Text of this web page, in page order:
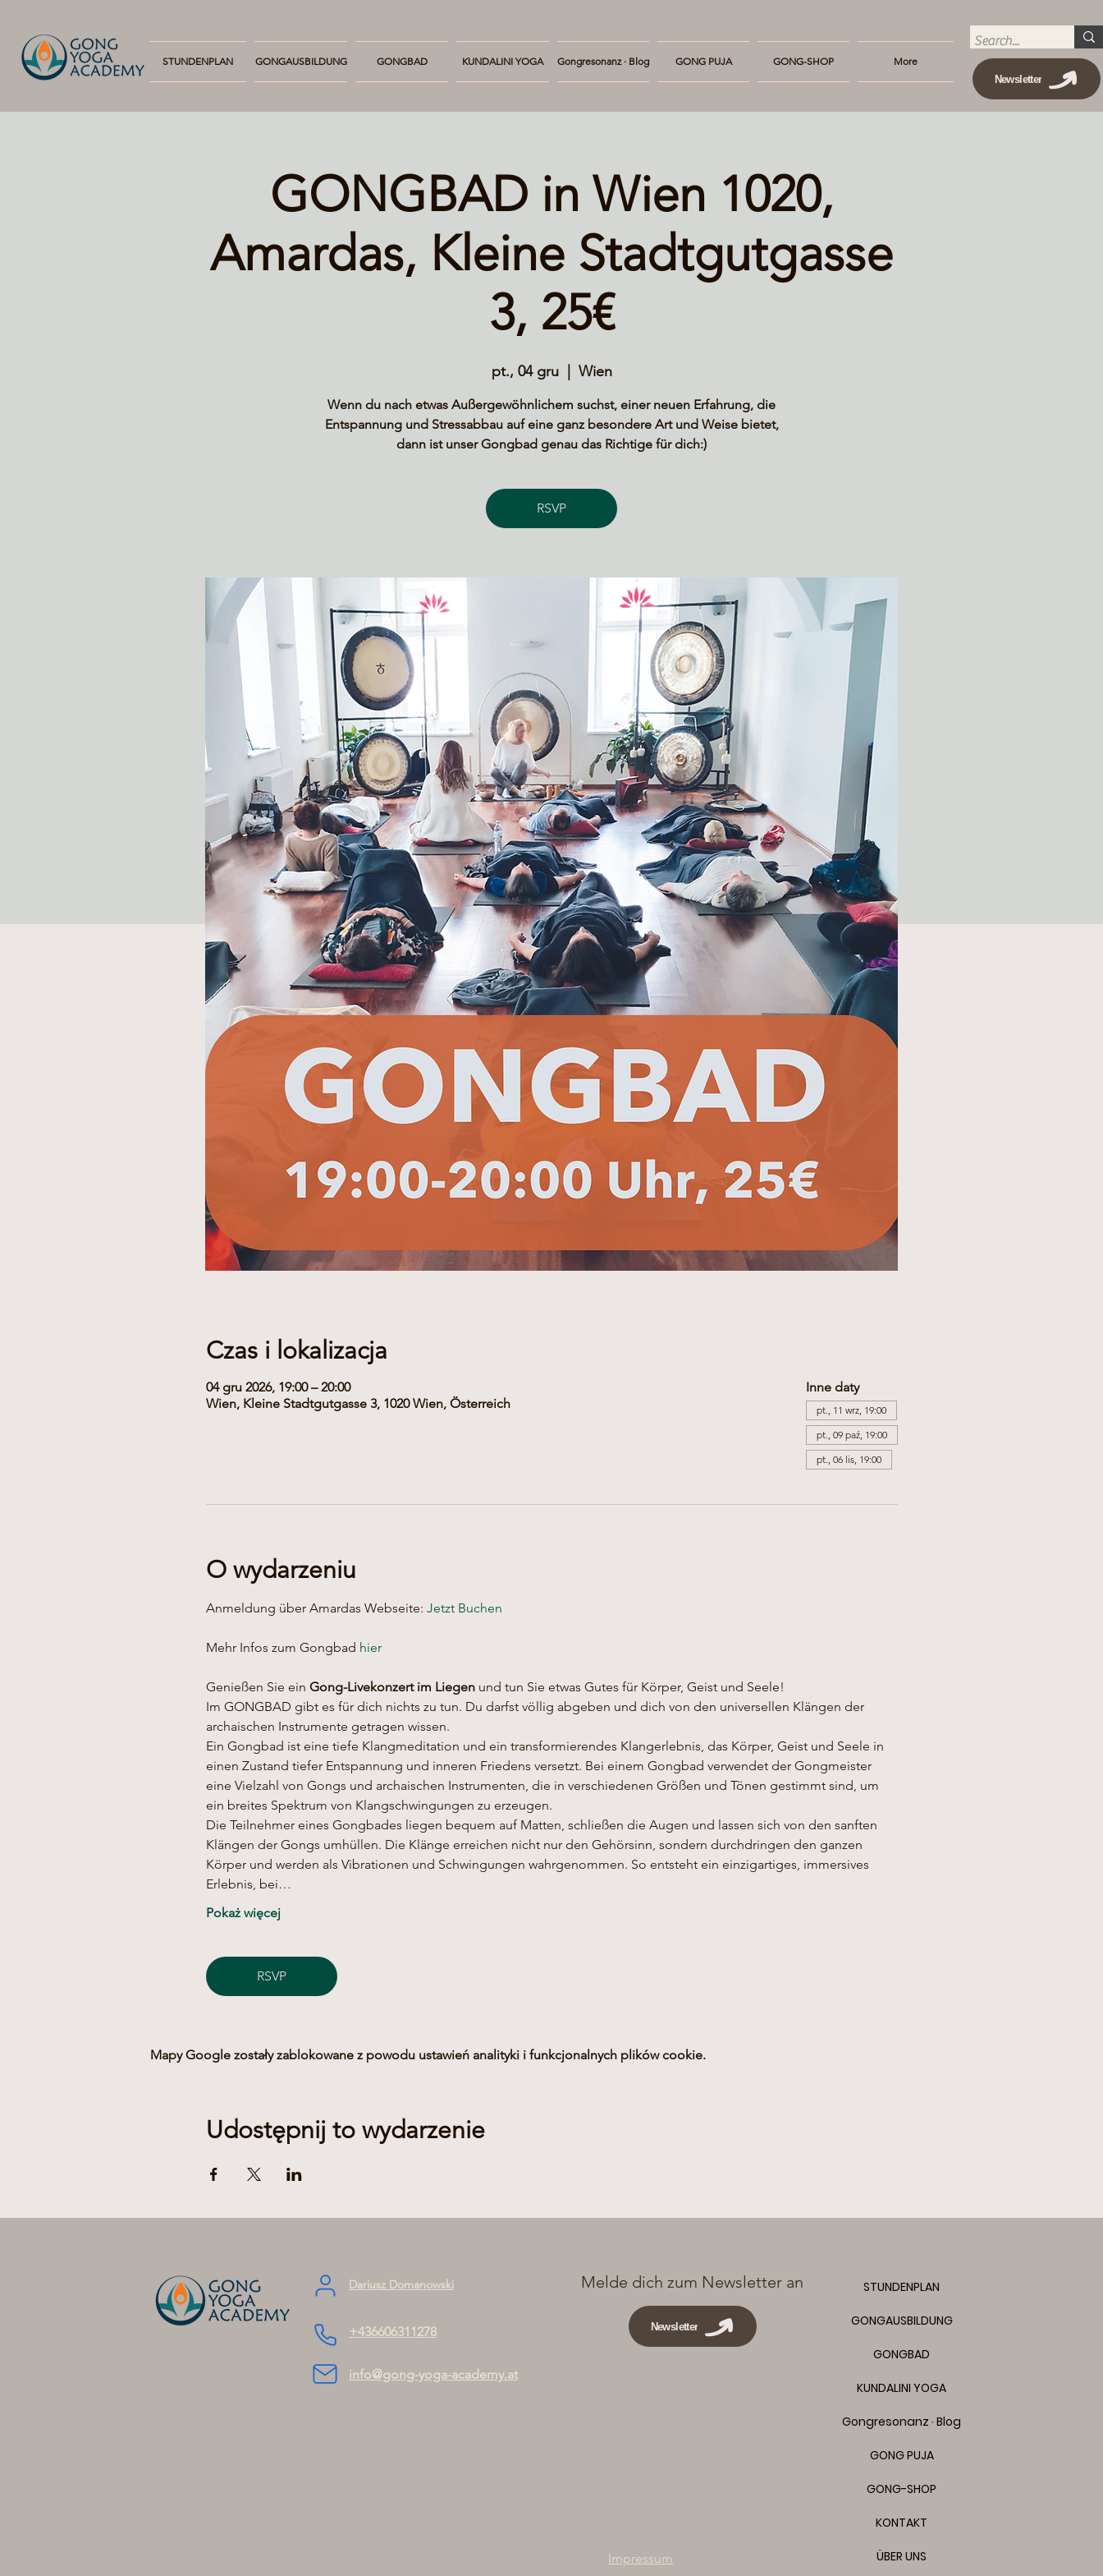
STUNDENPLAN GONGAUSBILDUNG GONGBAD KUNDALINI YOGA Gongresonanz · Blog GONG PUJA GONG-SHOP
More
Newsletter
GONGBAD in Wien 1020,
Amardas, Kleine Stadtgutgasse
3, 25€
pt., 04 gru
  |
Wien
Wenn du nach etwas Außergewöhnlichem suchst, einer neuen Erfahrung, die
Entspannung und Stressabbau auf eine ganz besondere Art und Weise bietet,
dann ist unser Gongbad genau das Richtige für dich:)
RSVP
Czas i lokalizacja
04 gru 2026, 19:00 – 20:00
Wien, Kleine Stadtgutgasse 3, 1020 Wien, Österreich
Inne daty
pt., 11 wrz, 19:00
pt., 09 paź, 19:00
pt., 06 lis, 19:00
O wydarzeniu
Anmeldung über Amardas Webseite: Jetzt Buchen
Mehr Infos zum Gongbad hier
Genießen Sie ein Gong-Livekonzert im Liegen und tun Sie etwas Gutes für Körper, Geist und Seele!
Im GONGBAD gibt es für dich nichts zu tun. Du darfst völlig abgeben und dich von den universellen Klängen der
archaischen Instrumente getragen wissen.
Ein Gongbad ist eine tiefe Klangmeditation und ein transformierendes Klangerlebnis, das Körper, Geist und Seele in
einen Zustand tiefer Entspannung und inneren Friedens versetzt. Bei einem Gongbad verwendet der Gongmeister
eine Vielzahl von Gongs und archaischen Instrumenten, die in verschiedenen Größen und Tönen gestimmt sind, um
ein breites Spektrum von Klangschwingungen zu erzeugen.
Die Teilnehmer eines Gongbades liegen bequem auf Matten, schließen die Augen und lassen sich von den sanften
Klängen der Gongs umhüllen. Die Klänge erreichen nicht nur den Gehörsinn, sondern durchdringen den ganzen
Körper und werden als Vibrationen und Schwingungen wahrgenommen. So entsteht ein einzigartiges, immersives
Erlebnis, bei…
Pokaż więcej
RSVP
Mapy Google zostały zablokowane z powodu ustawień analityki i funkcjonalnych plików cookie.
Udostępnij to wydarzenie
Dariusz Domanowski
+436606311278
info@gong-yoga-academy.at
Melde dich zum Newsletter an
Newsletter
Impressum
STUNDENPLAN
GONGAUSBILDUNG
GONGBAD
KUNDALINI YOGA
Gongresonanz · Blog
GONG PUJA
GONG-SHOP
KONTAKT
ÜBER UNS